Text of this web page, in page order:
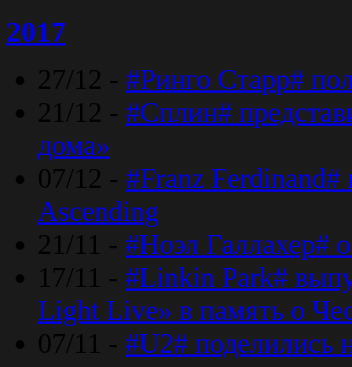
2017
27/12 - #Ринго Старр#
21/12 - #Сплин#
дома»
07/12 - #Franz
Ascending
21/11 - #Ноэл Галлахер#
17/11 - #Linkin Park#
Light Live» в память о
07/11 - #U2#